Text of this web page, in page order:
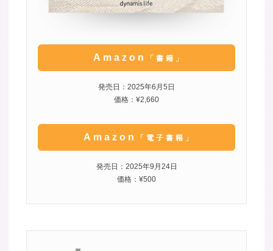
Amazon 「書籍」
発売日：2025年6月5日
価格：¥2,660
Amazon 「電子書籍」
発売日：2025年9月24日
価格：¥500